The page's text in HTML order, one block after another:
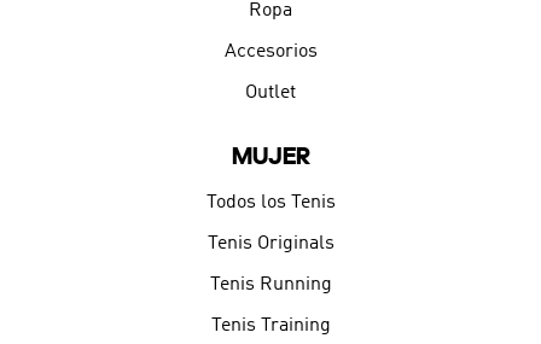
Ropa
Accesorios
Outlet
MUJER
Todos los Tenis
Tenis Originals
Tenis Running
Tenis Training